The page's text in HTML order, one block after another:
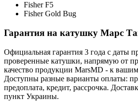
Fisher F5
Fisher Gold Bug
Гарантия на катушку Марс
Официальная гарантия 3 года с даты
проверенные катушки, напрямую от
качество продукции MarsMD - к
Доступны разные варианты оплаты:
предоплата, кредит, рассрочка.
пункт Украины.